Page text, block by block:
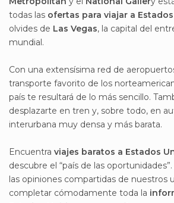
todas las ofertas para viajar a
olvides de Las Vegas, la capital del
mundial.
Con una extensísima red de
transporte favorito de los
país te resultará de lo más sencillo.
desplazarte en tren y, sobre todo, en
interurbana muy densa y más barata.
Encuentra viajes baratos a Estados
descubre el “país de las
las opiniones compartidas de nuestros
completar cómodamente toda la